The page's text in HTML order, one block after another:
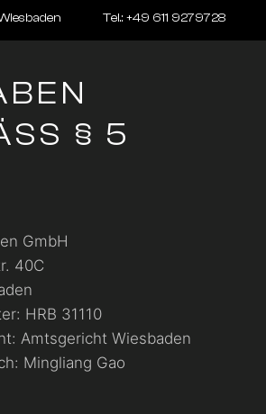
Tel.: +49 611 9279728
§ 5
GmbH
40C
HRB 31110
Amtsgericht Wiesbaden
Mingliang Gao